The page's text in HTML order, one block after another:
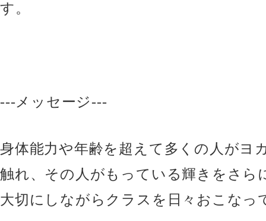
す。
---メッセージ---
身体能力や年齢を超えて多くの人がヨ
触れ、その人がもっている輝きをさら
大切にしながらクラスを日々おこなっ